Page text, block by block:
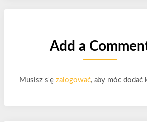
Add a
Musisz się zalogować, aby móc dodać